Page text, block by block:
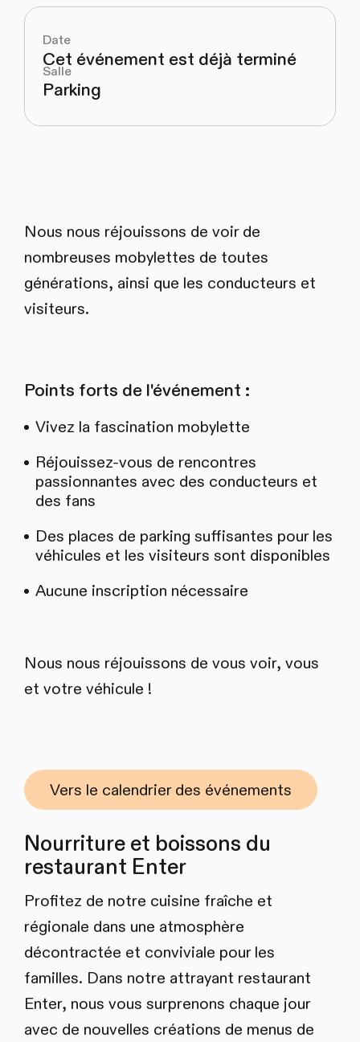
Date
Cet événement est déjà terminé
Salle
Parking
Nous nous réjouissons de voir de
nombreuses mobylettes de toutes
générations, ainsi que les conducteurs et
visiteurs.
Points forts de l'événement :
Vivez la fascination mobylette
Réjouissez-vous de rencontres
passionnantes avec des conducteurs et
des fans
Des places de parking suffisantes pour les
véhicules et les visiteurs sont disponibles
Aucune inscription nécessaire
Nous nous réjouissons de vous voir, vous
et votre véhicule !
Vers le calendrier des événements
Nourriture et boissons du
restaurant Enter
Profitez de notre cuisine fraîche et
régionale dans une atmosphère
décontractée et conviviale pour les
familles. Dans notre attrayant restaurant
Enter, nous vous surprenons chaque jour
avec de nouvelles créations de menus de